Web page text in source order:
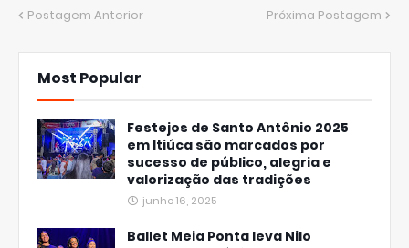
Postagem Anterior Próxima Postagem
Most Popular
Festejos de Santo Antônio 2025
em Itiúca são marcados por
sucesso de público, alegria e
valorização das tradições
junho 16, 2025
Ballet Meia Ponta leva Nilo